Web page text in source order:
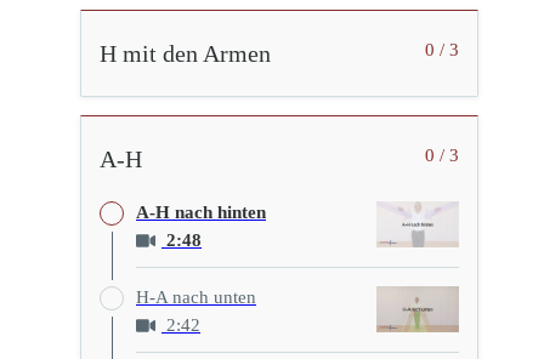
0 / 3
H mit den Armen
0 / 3
A-H
A-H nach hinten
2:48
H-A nach unten
2:42